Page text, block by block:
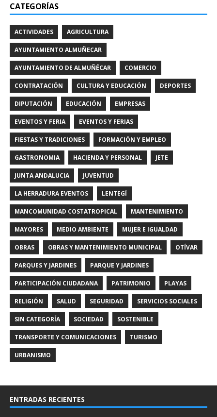
CATEGORÍAS
ACTIVIDADES AGRICULTURA
AYUNTAMIENTO ALMUÑECAR
AYUNTAMIENTO DE ALMUÑÉCAR COMERCIO
CONTRATACIÓN CULTURA Y EDUCACIÓN DEPORTES
DIPUTACIÓN EDUCACIÓN EMPRESAS
EVENTOS Y FERIA EVENTOS Y FERIAS
FIESTAS Y TRADICIONES FORMACIÓN Y EMPLEO
GASTRONOMIA HACIENDA Y PERSONAL JETE
JUNTA ANDALUCIA JUVENTUD
LA HERRADURA EVENTOS LENTEGÍ
MANCOMUNIDAD COSTATROPICAL MANTENIMIENTO
MAYORES MEDIO AMBIENTE MUJER E IGUALDAD
OBRAS OBRAS Y MANTENIMIENTO MUNICIPAL OTÍVAR
PARQUES Y JARDINES PARQUE Y JARDINES
PARTICIPACIÓN CIUDADANA PATRIMONIO PLAYAS
RELIGIÓN SALUD SEGURIDAD SERVICIOS SOCIALES
SIN CATEGORÍA SOCIEDAD SOSTENIBLE
TRANSPORTE Y COMUNICACIONES TURISMO
URBANISMO
ENTRADAS RECIENTES